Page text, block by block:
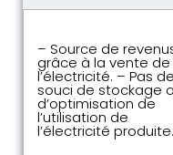
– Source de
grâce à la vente de
l’électricité. – Pas de
souci de stockage
d’optimisation de
l’utilisation de
l’électricité produite.